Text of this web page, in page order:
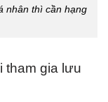
nhân thì cần hạng
tham gia lưu